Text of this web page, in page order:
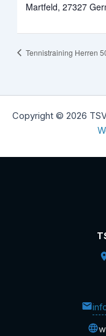
Martfeld, 27327
Tennistraining Herren
Copyright © 2026